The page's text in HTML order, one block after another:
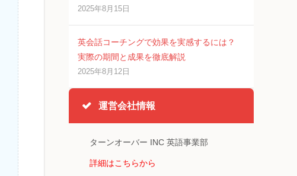
2025年8月15日
英会話コーチングで効果を実感するには？
実際の期間と成果を徹底解説
2025年8月12日
運営会社情報
ターンオーバー INC 英語事業部
詳細はこちらから